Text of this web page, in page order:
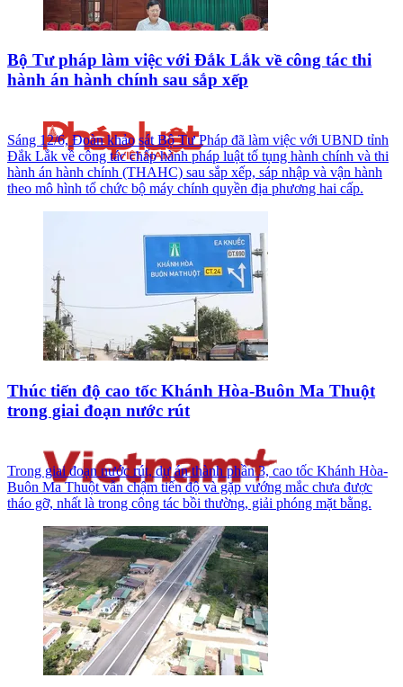
Bộ Tư pháp làm việc với Đắk Lắk về công tác thi
hành án hành chính sau sắp xếp
Sáng 12/6, Đoàn khảo sát Bộ Tư Pháp đã làm việc với UBND tỉnh
Đắk Lắk về công tác chấp hành pháp luật tố tụng hành chính và thi
hành án hành chính (THAHC) sau sắp xếp, sáp nhập và vận hành
theo mô hình tổ chức bộ máy chính quyền địa phương hai cấp.
Thúc tiến độ cao tốc Khánh Hòa-Buôn Ma Thuột
trong giai đoạn nước rút
Trong giai đoạn nước rút, dự án thành phần 3, cao tốc Khánh Hòa-
Buôn Ma Thuột vẫn chậm tiến độ và gặp vướng mắc chưa được
tháo gỡ, nhất là trong công tác bồi thường, giải phóng mặt bằng.